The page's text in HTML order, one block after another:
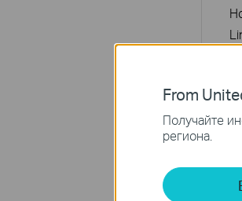
From
Получайте
региона.